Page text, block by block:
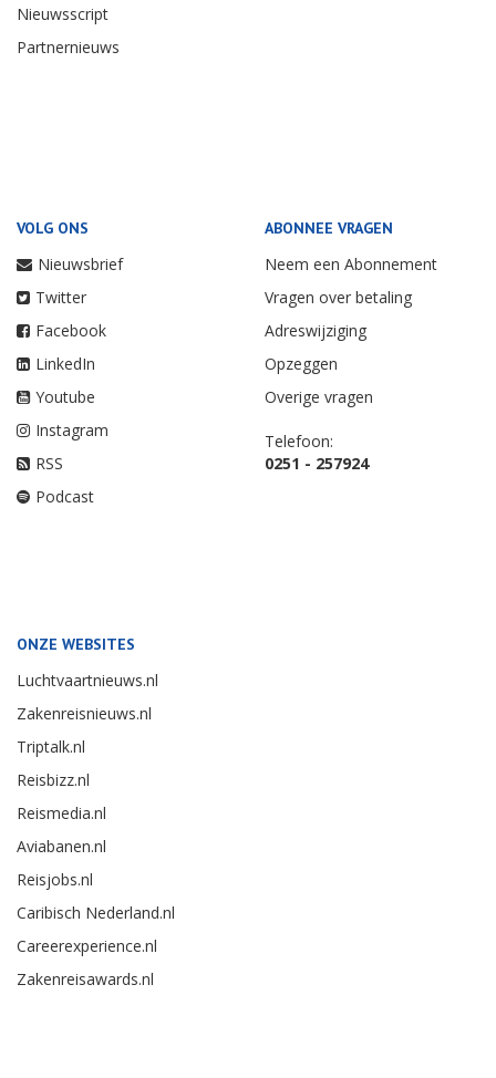
Nieuwsscript
Partnernieuws
VOLG ONS
Nieuwsbrief
Twitter
Facebook
LinkedIn
Youtube
Instagram
RSS
Podcast
ABONNEE VRAGEN
Neem een Abonnement
Vragen over betaling
Adreswijziging
Opzeggen
Overige vragen
Telefoon:
0251 - 257924
ONZE WEBSITES
Luchtvaartnieuws.nl
Zakenreisnieuws.nl
Triptalk.nl
Reisbizz.nl
Reismedia.nl
Aviabanen.nl
Reisjobs.nl
Caribisch Nederland.nl
Careerexperience.nl
Zakenreisawards.nl